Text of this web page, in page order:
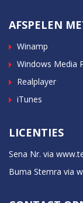
AFSPELEN
Winamp
Windows Media
Realplayer
iTunes
LICENTIES
Sena Nr. via
Buma Stemra via